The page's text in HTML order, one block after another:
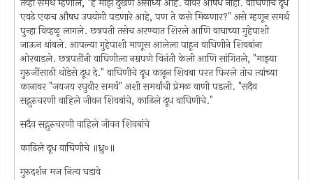
एवढे एकच औषध उपयोगी पडणारे आहे, पण ते कसे मिळणार?" असे म्हणून समर्थ
पुन्हा विव्हळू लागले. छत्रपती तसेच अरण्यात शिरले आणि वाघाच्या गुहेपाशी
जाऊन थांबले. आपल्या गुहेपाशी माणूस आलेला पाहून वाघिणीने शिवबांना
ओरबाडले. छत्रपतींनी वाघिणीला नम्रपणे विनंती केली आणि सांगितले, "माझ्या
गुरुजींसाठी थोडेसे दूध दे." वाघिणीचे दूध काढून शिवबा परत फिरले तोच त्यांच्या
कानावर "जयजय रघुवीर समर्थ" अशी समर्थांची प्रेमळ वाणी पडली. "सदैव
सद्गुरुचरणी वाहिले जीवन शिवबांचे, काढिले दूध वाघिणीचे."
सदैव सद्गुरुचरणी वाहिले जीवन शिवबांचे
काढिले दूध वाघिणीचे ॥ध्रु०॥
गुरुदर्शन मज नित्य घडावे